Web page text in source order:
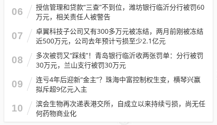
06
授信管理和贷款“三查”不到位，潍坊银行临沂分行被罚60
万元，相关责任人被警告
07
卓翼科技子公司又有300多万元被冻结，两月前刚被冻结
近500万元，公司去年预计亏损至少2.1亿元
08
多次被罚又“踩线”！青岛银行临沂收两张罚单：分行被罚
30万元，兰山支行被罚30万元
09
连亏4年后迎新“金主”？珠海中富控制权生变，横琴兴赢
拟斥超9亿元入主
10
滨会生物再次递表港交所，自成立以来持续亏损，尚无任
何药物商业化